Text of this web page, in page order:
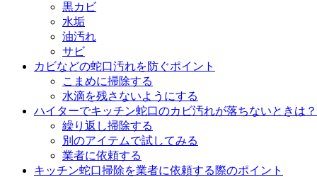
黒カビ
水垢
油汚れ
サビ
カビなどの蛇口汚れを防ぐポイント
こまめに掃除する
水滴を残さないようにする
ハイターでキッチン蛇口のカビ汚れが落ちないときは？
繰り返し掃除する
別のアイテムで試してみる
業者に依頼する
キッチン蛇口掃除を業者に依頼する際のポイント